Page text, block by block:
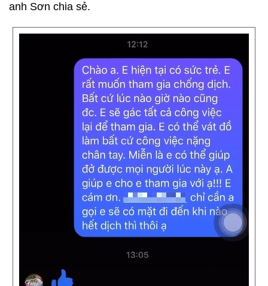
anh Sơn chia sẻ.